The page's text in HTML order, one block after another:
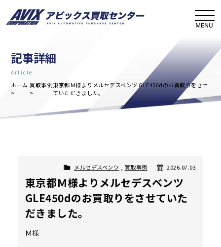
記事詳細
Article
ホーム 買取事例東京都Ｍ様よりメルセデスベンツ GLE450dのお買取りをさせ
ていただきました。
2026.07.03
メルセデスベンツ 買取事例
東京都Ｍ様よりメルセデスベンツ
GLE450dのお買取りをさせていた
だきました。
Ｍ様